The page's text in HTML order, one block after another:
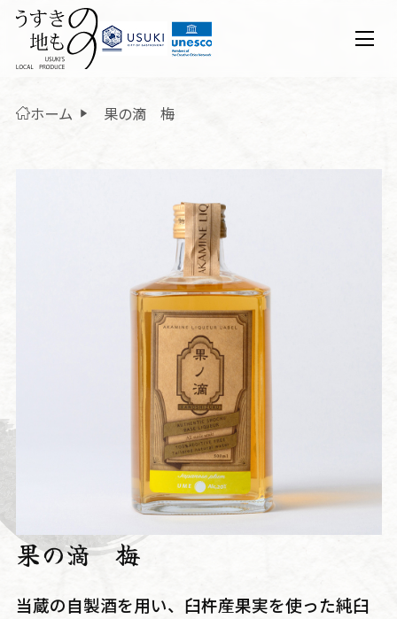
ホーム 果の滴 梅
果の滴 梅
当蔵の自製酒を用い、臼杵産果実を使った純臼